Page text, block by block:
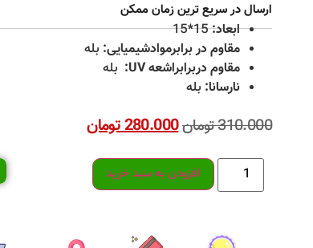
ارسال در سریع ترین زمان ممکن
ابعاد:‎15*15
مقاوم در برابرموادشیمیایی: بله
مقاوم دربرابراشعه UV:
بله
نارسانا: بله
310.000تومان280.000تومان
افزودن به سبد خرید